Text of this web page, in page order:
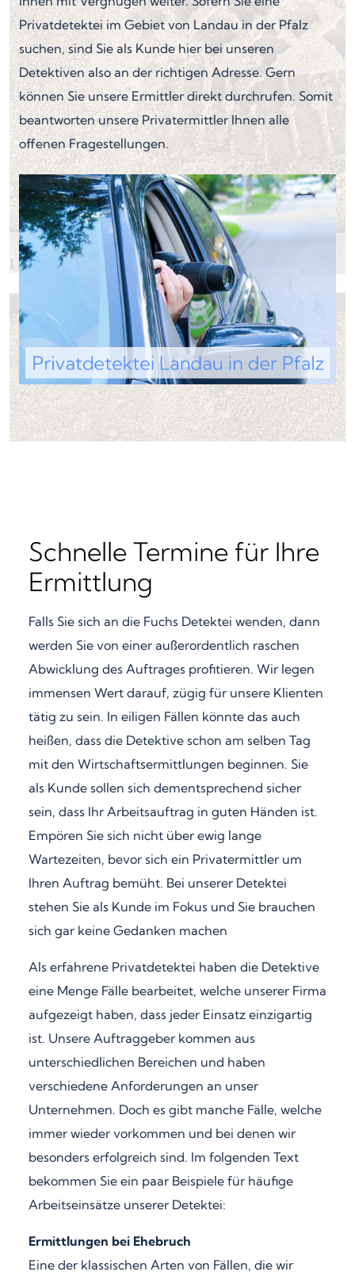
Privatdetektei im Gebiet von Landau in der Pfalz
suchen, sind Sie als Kunde hier bei unseren
Detektiven also an der richtigen Adresse. Gern
können Sie unsere Ermittler direkt durchrufen. Somit
beantworten unsere Privatermittler Ihnen alle
offenen Fragestellungen.
Schnelle Termine für Ihre
Ermittlung
Falls Sie sich an die Fuchs Detektei wenden, dann
werden Sie von einer außerordentlich raschen
Abwicklung des Auftrages profitieren. Wir legen
immensen Wert darauf, zügig für unsere Klienten
tätig zu sein. In eiligen Fällen könnte das auch
heißen, dass die Detektive schon am selben Tag
mit den Wirtschaftsermittlungen beginnen. Sie
als Kunde sollen sich dementsprechend sicher
sein, dass Ihr Arbeitsauftrag in guten Händen ist.
Empören Sie sich nicht über ewig lange
Wartezeiten, bevor sich ein Privatermittler um
Ihren Auftrag bemüht. Bei unserer Detektei
stehen Sie als Kunde im Fokus und Sie brauchen
sich gar keine Gedanken machen
Als erfahrene Privatdetektei haben die Detektive
eine Menge Fälle bearbeitet, welche unserer Firma
aufgezeigt haben, dass jeder Einsatz einzigartig
ist. Unsere Auftraggeber kommen aus
unterschiedlichen Bereichen und haben
verschiedene Anforderungen an unser
Unternehmen. Doch es gibt manche Fälle, welche
immer wieder vorkommen und bei denen wir
besonders erfolgreich sind. Im folgenden Text
bekommen Sie ein paar Beispiele für häufige
Arbeitseinsätze unserer Detektei:
Ermittlungen bei Ehebruch
Eine der klassischen Arten von Fällen, die wir